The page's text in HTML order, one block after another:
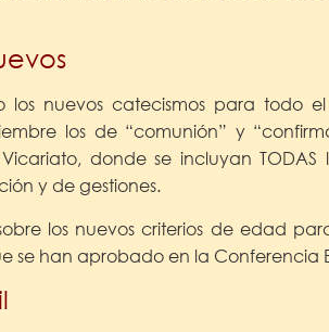
los nuevos catecismos para todo
los de “comunión” y
donde se incluyan TODAS
y de gestiones.
los nuevos criterios de edad
se han aprobado en la Conferencia